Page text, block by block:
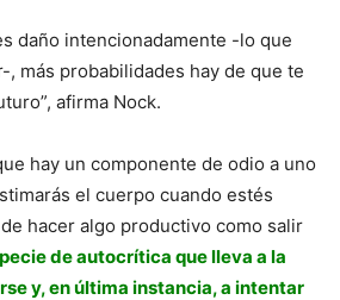
daño intencionadamente -lo que
más probabilidades hay de que te
afirma Nock.
hay un componente de odio a uno
el cuerpo cuando estés
hacer algo productivo como salir
de autocrítica que lleva a la
y, en última instancia, a intentar